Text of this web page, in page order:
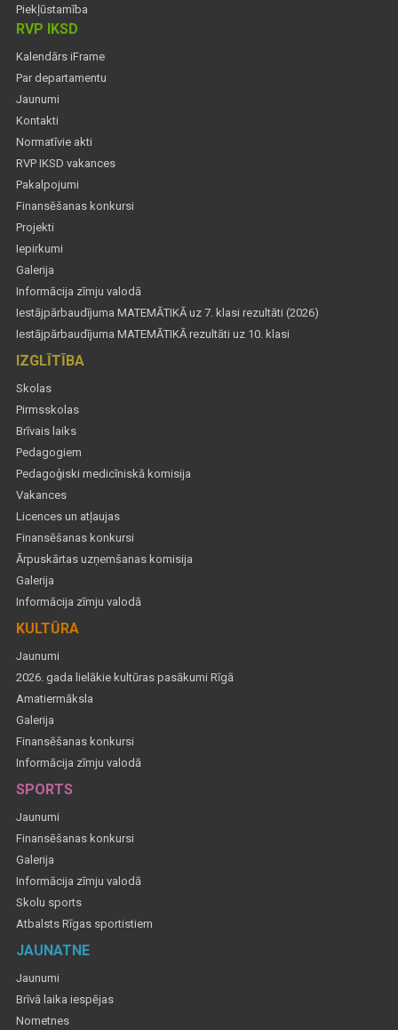
Piekļūstamība
RVP IKSD
Kalendārs iFrame
Par departamentu
Jaunumi
Kontakti
Normatīvie akti
RVP IKSD vakances
Pakalpojumi
Finansēšanas konkursi
Projekti
Iepirkumi
Galerija
Informācija zīmju valodā
Iestājpārbaudījuma MATEMĀTIKĀ uz 7. klasi rezultāti (2026)
Iestājpārbaudījuma MATEMĀTIKĀ rezultāti uz 10. klasi
IZGLĪTĪBA
Skolas
Pirmsskolas
Brīvais laiks
Pedagogiem
Pedagoģiski medicīniskā komisija
Vakances
Licences un atļaujas
Finansēšanas konkursi
Ārpuskārtas uzņemšanas komisija
Galerija
Informācija zīmju valodā
KULTŪRA
Jaunumi
2026. gada lielākie kultūras pasākumi Rīgā
Amatiermāksla
Galerija
Finansēšanas konkursi
Informācija zīmju valodā
SPORTS
Jaunumi
Finansēšanas konkursi
Galerija
Informācija zīmju valodā
Skolu sports
Atbalsts Rīgas sportistiem
JAUNATNE
Jaunumi
Brīvā laika iespējas
Nometnes